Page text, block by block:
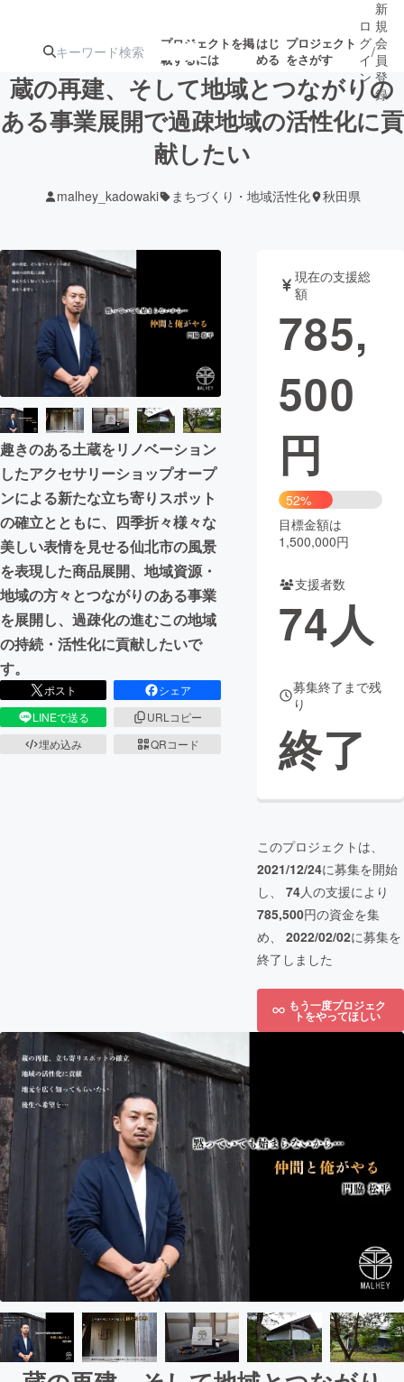
プロジェクトを掲
載するには
はじ
める
プロジェクト
をさがす
注目の新着プロ募集終了が近いプ
テクノロジー・ガジェット
映像・映画 書籍・雑誌
ビジネス・起業 チャレンジ
まちづくり・地域活性化
CAMPFIRE for Social Good
CAMPFIRE Creation
CAMPFIREふるさと納税machi-ya コミュニティ
ロ
グ
イ
ン
/
新
規
会
員
登
録
蔵の再建、そして地域とつながりの
ある事業展開で過疎地域の活性化に貢
献したい
malhey_kadowaki まちづくり・地域活性化 秋田県
趣きのある土蔵をリノベーション
したアクセサリーショップオープ
ンによる新たな立ち寄りスポット
の確立とともに、四季折々様々な
美しい表情を見せる仙北市の風景
を表現した商品展開、地域資源・
地域の方々とつながりのある事業
を展開し、過疎化の進むこの地域
の持続・活性化に貢献したいで
す。
ポスト
シェア
LINEで送る
URLコピー
埋め込み
QRコード
現在の支援総
額
785,
500
円
52%
目標金額は
1,500,000円
支援者数
74人
募集終了まで残
り
終了
このプロジェクトは、
2021/12/24に募集を開始
し、 74人の支援により
785,500円の資金を集
め、 2022/02/02に募集を
終了しました
もう一度プロジェク
トをやってほしい